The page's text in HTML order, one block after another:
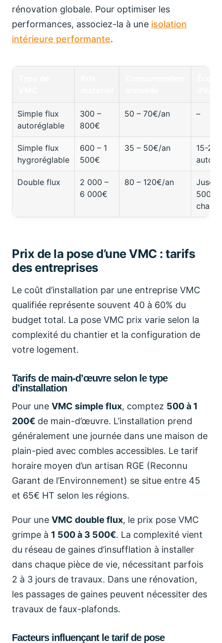
rénovation globale. Pour optimiser les
performances, associez-la à une isolation
intérieure performante.
Simple flux
autoréglable
300 –
800€
50 – 70€/an –
Simple flux
hygroréglable
600 – 1
500€
35 – 50€/an
15-
Double flux
2 000 –
6 000€
80 – 120€/an
500€/
Prix de la pose d’une VMC : tarifs
des entreprises
Le coût d’installation par une entreprise VMC
qualifiée représente souvent 40 à 60% du
budget total. La pose VMC prix varie selon la
complexité du chantier et la configuration de
votre logement.
Tarifs de main-d’œuvre selon le type
d’installation
Pour une VMC simple flux, comptez 500 à 1
200€ de main-d’œuvre. L’installation prend
généralement une journée dans une maison de
plain-pied avec combles accessibles. Le tarif
horaire moyen d’un artisan RGE (Reconnu
Garant de l’Environnement) se situe entre 45
et 65€ HT selon les régions.
Pour une VMC double flux, le prix pose VMC
grimpe à 1 500 à 3 500€. La complexité vient
du réseau de gaines d’insufflation à installer
dans chaque pièce de vie, nécessitant parfois
2 à 3 jours de travaux. Dans une rénovation,
les passages de gaines peuvent nécessiter des
travaux de faux-plafonds.
Facteurs influençant le tarif de pose